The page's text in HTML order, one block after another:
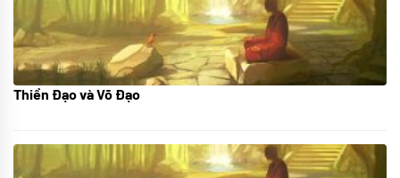
30/11/2022
Thiền Đạo và Võ Đạo